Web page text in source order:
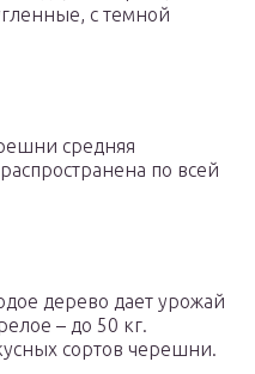
с темной
средняя
по всей
дерево дает урожай
– до 50 кг.
сортов черешни.